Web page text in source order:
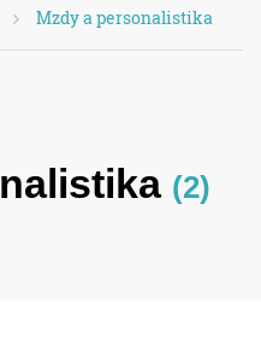
Mzdy a personalistika
(2)